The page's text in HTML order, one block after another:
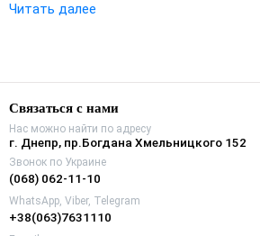
мастерских. Идеально
производстве.
Читать далее
Связаться с нами
Нас можно найти по адресу
г. Днепр, пр.Богдана Хмельницкого 152
Звонок по Украине
(068) 062-11-10
WhatsApp, Viber, Telegram
+38(063)7631110